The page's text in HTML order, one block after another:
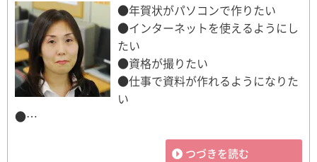
●年賀状がパソコンで作りたい
●インターネットを使えるようにし
たい
●資格が撮りたい
●仕事で資料が作れるようになりた
い
●…
つづきを読む